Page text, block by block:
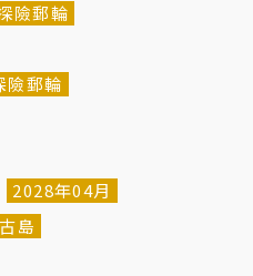
險郵輪
郵輪
2028年04月
島